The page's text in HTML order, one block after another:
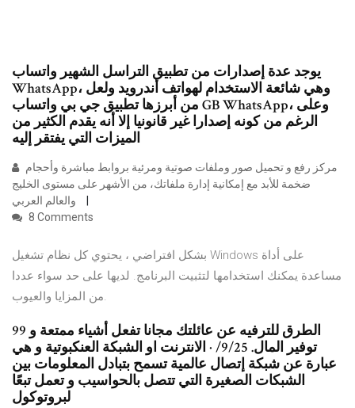
يوجد عدة إصدارات من تطبيق التراسل الشهير واتساب
WhatsApp، وهي شائعة الاستخدام لهواتف أندرويد ولعل
من أبرزها تطبيق جي بي واتساب GB WhatsApp، وعلى
الرغم من كونه إصدارا غير قانونيا إلا أنه يقدم الكثير من
الميزات التي يفتقر إليه
ضخمة للأبد مع إمكانية إدارة ملفاتك، من الأشهر على مستوى الخليج
8 Comments
بشكل افتراضي ، يحتوي كل نظام تشغيل Windows على أداة
مساعدة يمكنك استخدامها لتثبيت البرنامج. لديها على حد سواء عددا
من المزايا والعيوب.
99 الطرق للترفيه عن عائلتك مجانا تفعل أشياء ممتعة و
توفير المال. 9/25/ · الانترنت او الشبكة العنكبوتية و هي
عبارة عن شبكة إتصال عالمية تسمح بتبادل المعلومات بين
الشبكات الصغيرة التي تتصل بالحواسيب و تعمل تبعًا
لبروتوكول